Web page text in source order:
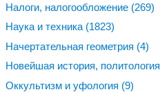
Налоги, налогообложение (269)
Наука и техника (1823)
Начертательная геометрия (4)
Новейшая история, политология
Оккультизм и уфология (9)